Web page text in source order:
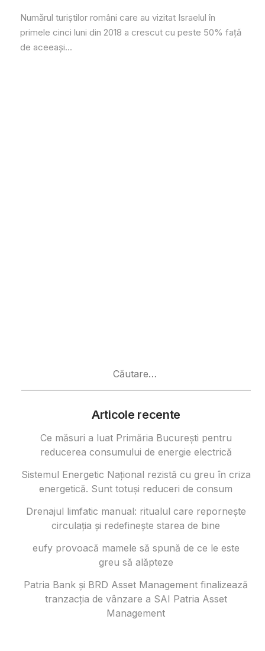
Numărul turiștilor români care au vizitat Israelul în
primele cinci luni din 2018 a crescut cu peste 50% față
de aceeași...
Articole recente
Ce măsuri a luat Primăria București pentru
reducerea consumului de energie electrică
Sistemul Energetic Național rezistă cu greu în criza
energetică. Sunt totuși reduceri de consum
Drenajul limfatic manual: ritualul care repornește
circulația și redefinește starea de bine
eufy provoacă mamele să spună de ce le este
greu să alăpteze
Patria Bank și BRD Asset Management finalizează
tranzacția de vânzare a SAI Patria Asset
Management